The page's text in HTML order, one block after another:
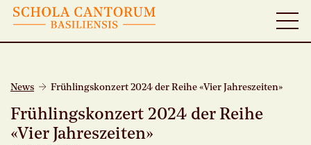
News Frühlingskonzert 2024 der Reihe «Vier Jahreszeiten»
Frühlingskonzert 2024 der Reihe
«Vier Jahreszeiten»